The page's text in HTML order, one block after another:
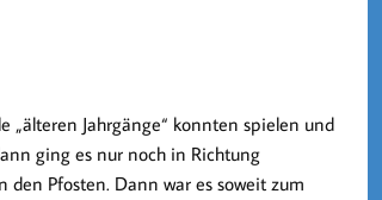
„älteren Jahrgänge“ konnten spielen und
ging es nur noch in Richtung
den Pfosten. Dann war es soweit zum